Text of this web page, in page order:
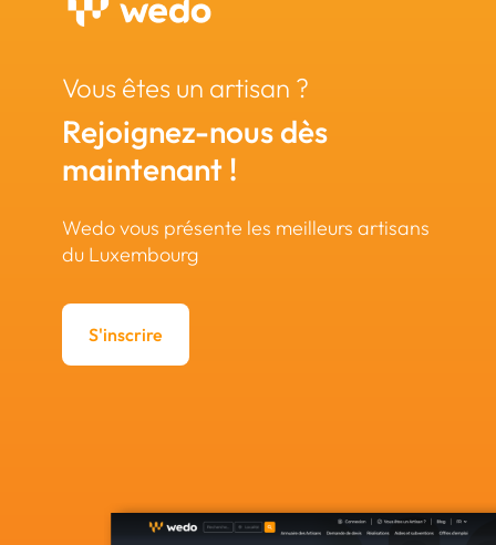
Vous êtes un artisan ?
Rejoignez-nous dès
maintenant !
Wedo vous présente les meilleurs artisans
du Luxembourg
S'inscrire